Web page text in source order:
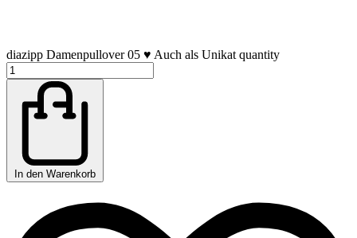
diazipp Damenpullover 05 ♥ Auch als Unikat quantity
In den Warenkorb